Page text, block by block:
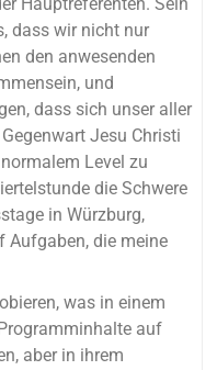
dass wir nicht nur
den anwesenden
und
dass sich unser aller
Jesu Christi
Level zu
die Schwere
in Würzburg,
Aufgaben, die meine
was in einem
auf
aber in ihrem